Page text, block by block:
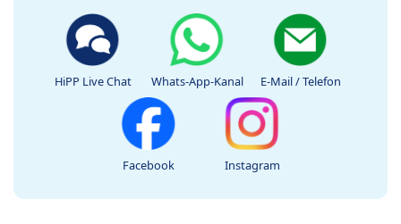
HiPP Live Chat Whats-App-Kanal E-Mail / Telefon
Facebook Instagram